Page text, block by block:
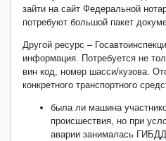
зайти на сайт Федеральной
потребуют большой пакет
Другой ресурс –
информация. Потребуется не
вин код, номер шасси/кузова.
конкретного транспортного
была ли машина
происшествия, но при
аварии занималась